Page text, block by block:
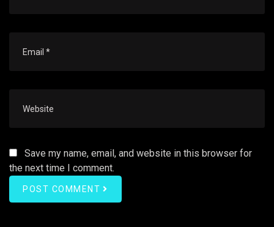
Save my name, email, and website in this browser for
the next time I comment.
POST COMMENT